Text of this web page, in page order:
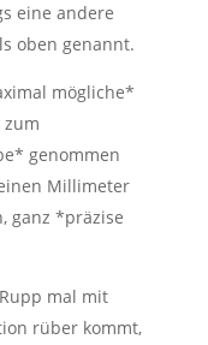
eine andere
oben genannt.
mögliche*
zum
genommen
Millimeter
ganz *präzise
mal mit
rüber kommt,